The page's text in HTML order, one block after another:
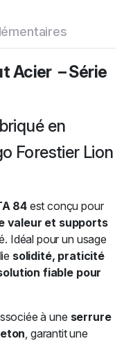
Acier – Série
en
84est conçu pour
valeur et supports
Idéal pour un usage
solidité, praticité
fiable pour
à une serrure
, garantit une